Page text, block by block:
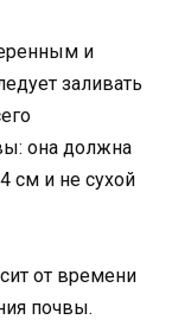
и
заливать
она должна
см и не сухой
от времени
почвы.